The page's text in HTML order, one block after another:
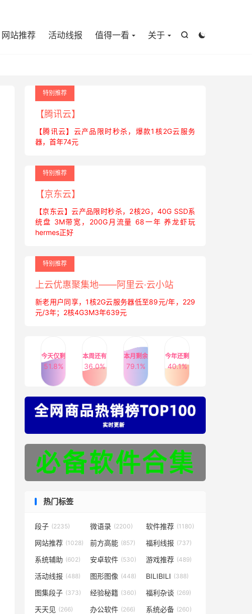


网站推荐 活动线报 值得一看 关于
特别推荐
【腾讯云】
【腾讯云】云产品限时秒杀，爆款1核2G云服务
器，首年74元
特别推荐
【京东云】
【京东云】云产品限时秒杀，2核2G，40G SSD系
统盘 3M带宽，200G月流量 68一年 养龙虾玩
hermes正好
特别推荐
上云优惠聚集地——阿里云·云小站
新老用户同享，1核2G云服务器低至89元/年，229
元/3年；2核4G3M3年639元
今天仅剩
51.8%
本周还有
36.0%
本月剩余
79.1%
今年还剩
40.1%
热门标签
段子 (2235) 微语录 (2200) 软件推荐 (1180)
网站推荐 (1028) 前方高能 (857) 福利线报 (737)
系统辅助 (602) 安卓软件 (530) 游戏推荐 (489)
活动线报 (488) 图形图像 (448) BILIBILI (388)
图集段子 (373) 经验秘籍 (360) 福利杂谈 (269)
天天见 (266) 办公软件 (266) 系统必备 (260)